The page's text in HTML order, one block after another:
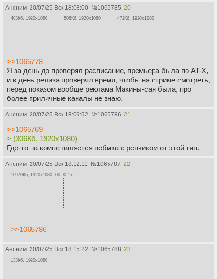
Аноним 20/07/25 Вск 18:08:00 №1065785 20
403Кб, 1920x1080 506Кб, 1920x1080 472Кб, 1920x1080
>>1065778
Я за день до проверял расписание, премьера была по AT-X,
и в день релиза проверял время, чтобы на стриме смотреть,
перед показом вообще реклама Макины-сан была, про
более приличные каналы не знаю.
Аноним 20/07/25 Вск 18:09:52 №1065786 21
>>1065769
> (306Кб, 1920x1080)
Где-то на компе валяется вебмка с репчиком от этой тян.
Аноним 20/07/25 Вск 18:12:11 №1065787 22
10970Кб, 1920x1080, 00:00:17
>>1065786
Аноним 20/07/25 Вск 18:15:22 №1065788 23
133Кб, 1920x1080